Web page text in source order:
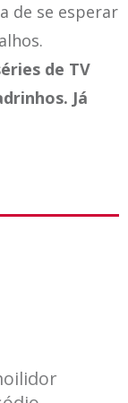
de se esperar
de TV
Já